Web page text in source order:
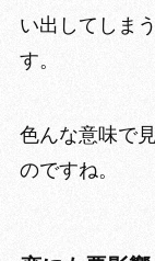
い出してしまう
す。
色んな意味で
のですね。